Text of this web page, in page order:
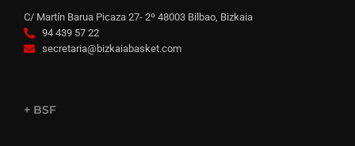
C/ Martín Barua Picaza 27- 2º 48003 Bilbao, Bizkaia
94 439 57 22
secretaria@bizkaiabasket.com
+ BSF